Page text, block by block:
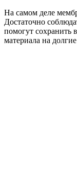
На самом деле
Достаточно
помогут сохранить
материала на